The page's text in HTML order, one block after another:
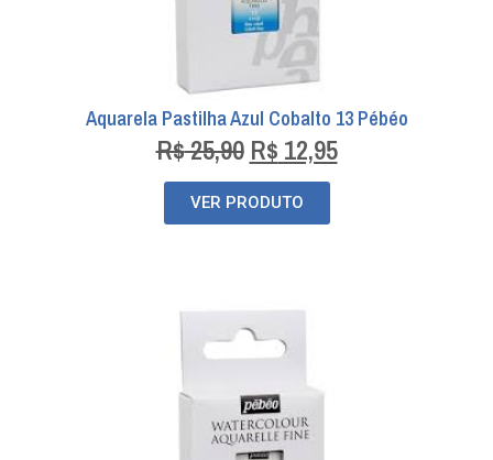
Aquarela Pastilha Azul Cobalto 13 Pébéo
R$25,90 R$ 12,95
VER PRODUTO